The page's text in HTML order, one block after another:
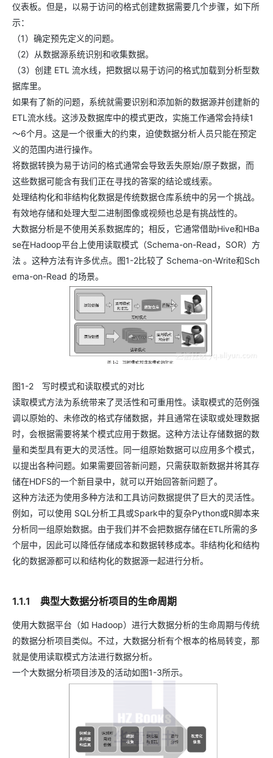
仪表板。但是，以易于访问的格式创建数据需要几个步骤，如下所
示：
（1）确定预先定义的问题。
（2）从数据源系统识别和收集数据。
（3）创建 ETL 流水线，把数据以易于访问的格式加载到分析型数
据库里。
如果有了新的问题，系统就需要识别和添加新的数据源并创建新的
ETL流水线。这涉及数据库中的模式更改，实施工作通常会持续1
～6个月。这是一个很重大的约束，迫使数据分析人员只能在预定
义的范围内进行操作。
将数据转换为易于访问的格式通常会导致丢失原始/原子数据，而
这些数据可能含有我们正在寻找的答案的结论或线索。
处理结构化和非结构化数据是传统数据仓库系统中的另一个挑战。
有效地存储和处理大型二进制图像或视频也总是有挑战性的。
大数据分析是不使用关系数据库的；相反，它通常借助Hive和HBa
se在Hadoop平台上使用读取模式（Schema-on-Read，SOR）方
法 。这种方法有许多优点。图1-2比较了 Schema-on-Write和Sch
ema-on-Read 的场景。
图1-2 写时模式和读取模式的对比
读取模式方法为系统带来了灵活性和可重用性。读取模式的范例强
调以原始的、未修改的格式存储数据，并且通常在读取或处理数据
时，会根据需要将某个模式应用于数据。这种方法让存储数据的数
量和类型具有更大的灵活性。同一组原始数据可以应用多个模式，
以提出各种问题。如果需要回答新问题，只需获取新数据并将其存
储在HDFS的一个新目录中，就可以开始回答新问题了。
这种方法还为使用多种方法和工具访问数据提供了巨大的灵活性。
例如，可以使用 SQL分析工具或Spark中的复杂Python或R脚本来
分析同一组原始数据。由于我们并不会把数据存储在ETL所需的多
个层中，因此可以降低存储成本和数据转移成本。非结构化和结构
化的数据源都可以和结构化的数据源一起进行分析。
1.1.1 典型大数据分析项目的生命周期
使用大数据平台（如 Hadoop）进行大数据分析的生命周期与传统
的数据分析项目类似。不过，大数据分析有个根本的格局转变，那
就是使用读取模式方法进行数据分析。
一个大数据分析项目涉及的活动如图1-3所示。